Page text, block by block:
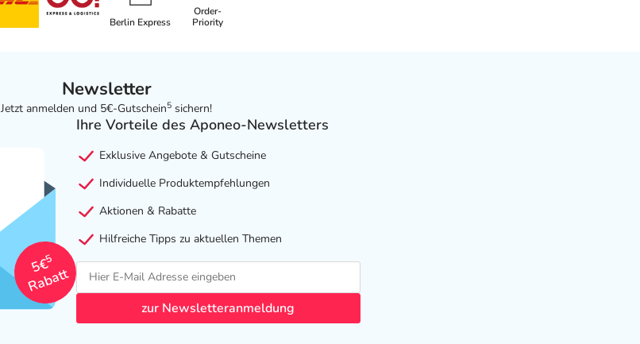
Berlin Express
Order-
Priority
Newsletter
Jetzt anmelden und 5€-Gutschein5 sichern!
5€
5
Rabatt
Ihre Vorteile des Aponeo-Newsletters
Exklusive Angebote & Gutscheine
Individuelle Produktempfehlungen
Aktionen & Rabatte
Hilfreiche Tipps zu aktuellen Themen
zur Newsletteranmeldung